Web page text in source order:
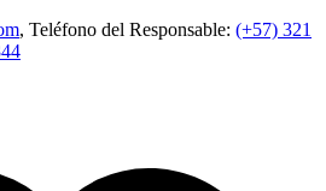
, Teléfono del Responsable: (+57) 321